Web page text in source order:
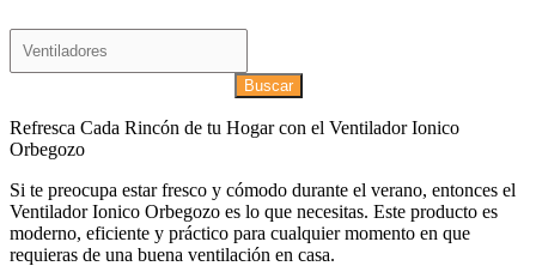
Buscar
Refresca Cada Rincón de tu Hogar con el Ventilador Ionico
Orbegozo
Si te preocupa estar fresco y cómodo durante el verano, entonces el
Ventilador Ionico Orbegozo es lo que necesitas. Este producto es
moderno, eficiente y práctico para cualquier momento en que
requieras de una buena ventilación en casa.